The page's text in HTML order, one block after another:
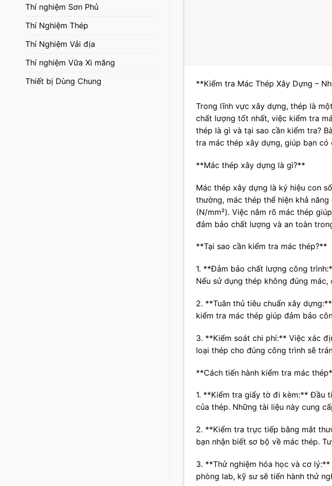
Thí nghiệm Sơn Phủ
Thí Nghiệm Thép
Thí Nghiệm Vải địa
Thí nghiệm Vữa Xi măng
Thiết bị Dùng Chung
**Kiểm tra Mác Thép Xây Dựng –
Trong lĩnh vực xây dựng, thép là
chất lượng tốt nhất, việc kiểm tra
thép là gì và tại sao cần kiểm tra?
tra mác thép xây dựng, giúp bạn có
**Mác thép xây dựng là gì?**
Mác thép xây dựng là ký hiệu con
thường, mác thép thể hiện khả
(N/mm²). Việc nắm rõ mác thép
đảm bảo chất lượng và an toàn
**Tại sao cần kiểm tra mác thép?**
1. **Đảm bảo chất lượng công
Nếu sử dụng thép không đúng
2. **Tuân thủ tiêu chuẩn xây
kiểm tra mác thép giúp đảm bảo
3. **Kiểm soát chi phí:** Việc xác
loại thép cho đúng công trình sẽ
**Cách tiến hành kiểm tra mác
1. **Kiểm tra giấy tờ đi kèm:** Đầu
của thép. Những tài liệu này cung
2. **Kiểm tra trực tiếp bằng mắt
bạn nhận biết sơ bộ về mác thép.
3. **Thử nghiệm hóa học và cơ
phòng lab, kỹ sư sẽ tiến hành thử